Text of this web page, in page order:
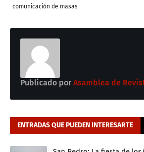
comunicación de masas
Publicado por Asamblea de
ENTRADAS QUE PUEDEN INTERESARTE